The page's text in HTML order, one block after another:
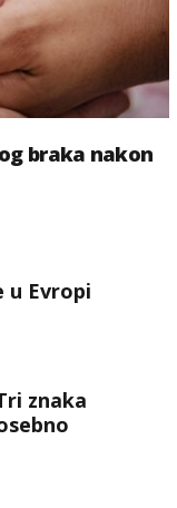
braka nakon
u Evropi
znaka